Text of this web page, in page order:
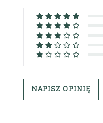
NAPISZ OPINIĘ